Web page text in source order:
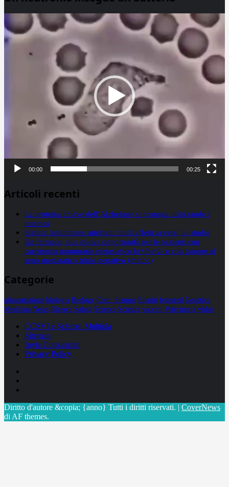
Player
00:00 00:25
Articoli recenti
La proteina chiave dell’Alzheimer si propaga utilizzando i
neuroni
Statine: inutilmente attribuiti molti effetti avversi, lo studio
Un farmaco, due nuove opportunità per le pazienti con
carcinoma mammario metastatico hr+/her2- e con tumore al
seno metastatico triplo negativo (mtnbc)
Categorie
alimentazione biologia Biology Com. Stampa Epatiti featured Genetica
Medicina News Ricerca Salute Science Scienza vaccini Veterinaria video
CCSVI e Sclerosi Multipla
Sitemap
Invia Comunicati
Privacy Policy
Diritto d'autore &copia; {anno} Tutti i diritti riservati. | CoverNews
di AF themes.